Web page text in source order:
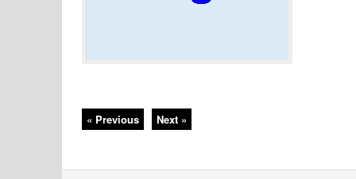
« Previous Next »